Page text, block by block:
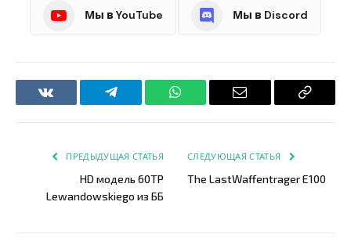
Мы в YouTube Мы в Discord
VKontakteTelegram WhatsApp Email
Copy
ПРЕДЫДУЩАЯ СТАТЬЯ
HD модель 60TP
Lewandowskiego из ББ
СЛЕДУЮЩАЯ СТАТЬЯ
The LastWaffentrager E100